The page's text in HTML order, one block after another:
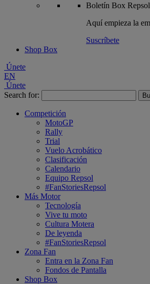
Boletín Box Repsol
Aquí empieza la
Suscríbete
Shop Box
Únete
EN
Únete
Search for:
Competición
MotoGP
Rally
Trial
Vuelo Acrobático
Clasificación
Calendario
Equipo Repsol
#FanStoriesRepsol
Más Motor
Tecnología
Vive tu moto
Cultura Motera
De leyenda
#FanStoriesRepsol
Zona Fan
Entra en la Zona Fan
Fondos de Pantalla
Shop Box